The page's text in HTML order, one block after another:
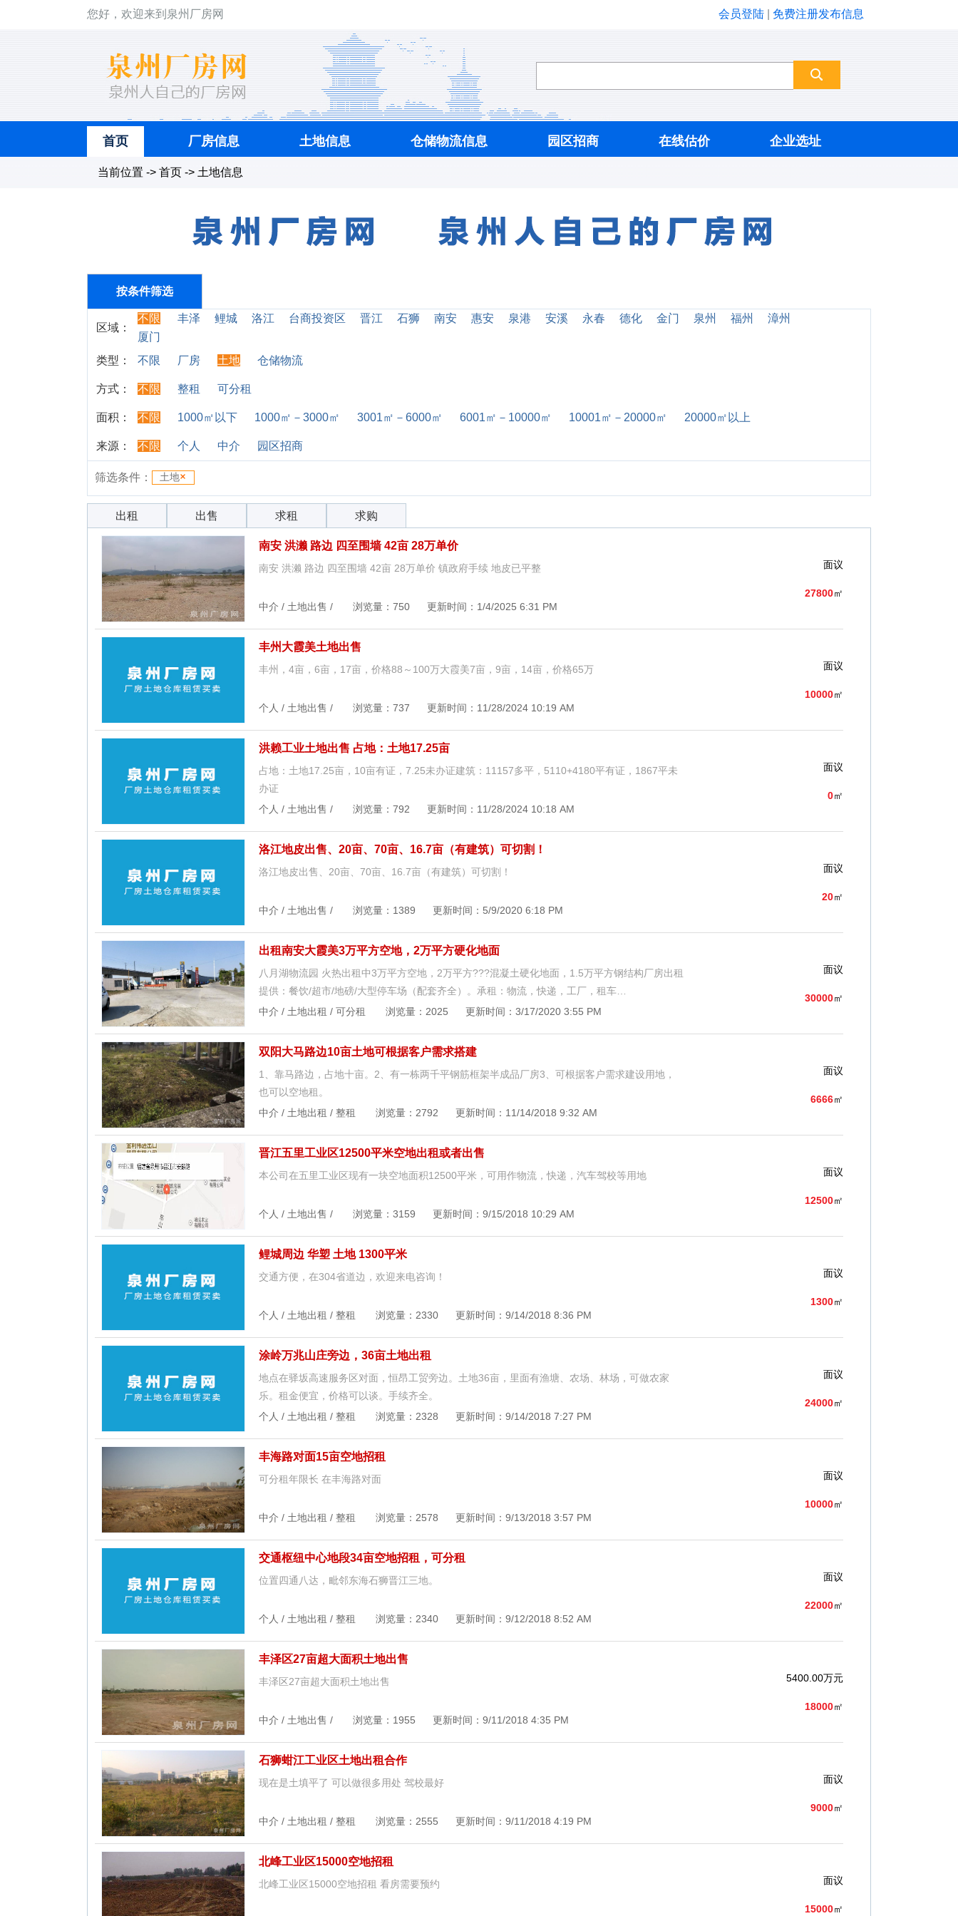
您好，欢迎来到泉州厂房网 会员登陆 免费注册发布信息
首页 厂房信息 土地信息 仓储物流信息 园区招商 在线估价 企业选址
当前位置 -> 首页 -> 土地信息
按条件筛选
区域：
不限 丰泽 鲤城 洛江 台商投资区 晋江 石狮 南安 惠安 泉港 安溪 永春 德化 金门 泉州 福州
漳州
厦门
类型：
不限 厂房 土地 仓储物流
方式： 不限 整租 可分租
面积： 不限 1000㎡以下 1000㎡－3000㎡ 3001㎡－6000㎡ 6001㎡－10000㎡ 10001㎡－20000㎡ 20000㎡以上
来源： 不限 个人 中介 园区招商
筛选条件： 土地
出租 出售 求租 求购
南安 洪濑 路边 四至围墙 42亩 28万单价
南安 洪濑 路边 四至围墙 42亩 28万单价 镇政府手续 地皮已平整
中介 / 土地出售 / 浏览量：750 更新时间：1/4/2025 6:31 PM
面议
27800㎡
丰州大霞美土地出售
丰州，4亩，6亩，17亩，价格88～100万大霞美7亩，9亩，14亩，价格65万
个人 / 土地出售 / 浏览量：737 更新时间：11/28/2024 10:19 AM
面议
10000㎡
洪赖工业土地出售 占地：土地17.25亩
占地：土地17.25亩，10亩有证，7.25未办证建筑：11157多平，5110+4180平有证，1867平未
办证
个人 / 土地出售 / 浏览量：792 更新时间：11/28/2024 10:18 AM
面议
0㎡
洛江地皮出售、20亩、70亩、16.7亩（有建筑）可切割！
洛江地皮出售、20亩、70亩、16.7亩（有建筑）可切割！
中介 / 土地出售 / 浏览量：1389 更新时间：5/9/2020 6:18 PM
面议
20㎡
出租南安大霞美3万平方空地，2万平方硬化地面
八月湖物流园 火热出租中3万平方空地，2万平方???混凝土硬化地面，1.5万平方钢结构厂房出租
提供：餐饮/超市/地磅/大型停车场（配套齐全）。承租：物流，快递，工厂，租车…
中介 / 土地出租 / 可分租 浏览量：2025 更新时间：3/17/2020 3:55 PM
面议
30000㎡
双阳大马路边10亩土地可根据客户需求搭建
1、靠马路边，占地十亩。2、有一栋两千平钢筋框架半成品厂房3、可根据客户需求建设用地，
也可以空地租。
中介 / 土地出租 / 整租 浏览量：2792 更新时间：11/14/2018 9:32 AM
面议
6666㎡
晋江五里工业区12500平米空地出租或者出售
本公司在五里工业区现有一块空地面积12500平米，‌‌可用作物流，快递，汽车驾校等用地
个人 / 土地出售 / 浏览量：3159 更新时间：9/15/2018 10:29 AM
面议
12500㎡
鲤城周边 华塑 土地 1300平米
交通方便，在304省道边，欢迎来电咨询！
个人 / 土地出租 / 整租 浏览量：2330 更新时间：9/14/2018 8:36 PM
面议
1300㎡
涂岭万兆山庄旁边，36亩土地出租
地点在驿坂高速服务区对面，恒昂工贸旁边。土地36亩，里面有渔塘、农场、林场，可做农家
乐。租金便宜，价格可以谈。手续齐全。
个人 / 土地出租 / 整租 浏览量：2328 更新时间：9/14/2018 7:27 PM
面议
24000㎡
丰海路对面15亩空地招租
可分租年限长 在丰海路对面
中介 / 土地出租 / 整租 浏览量：2578 更新时间：9/13/2018 3:57 PM
面议
10000㎡
交通枢纽中心地段34亩空地招租，可分租
位置四通八达，毗邻东海石狮晋江三地。
个人 / 土地出租 / 整租 浏览量：2340 更新时间：9/12/2018 8:52 AM
面议
22000㎡
丰泽区27亩超大面积土地出售
丰泽区27亩超大面积土地出售
中介 / 土地出售 / 浏览量：1955 更新时间：9/11/2018 4:35 PM
5400.00万元
18000㎡
石狮蚶江工业区土地出租合作
现在是土填平了 可以做很多用处 驾校最好
中介 / 土地出租 / 整租 浏览量：2555 更新时间：9/11/2018 4:19 PM
面议
9000㎡
北峰工业区15000空地招租
北峰工业区15000空地招租 看房需要预约 面议
15000㎡